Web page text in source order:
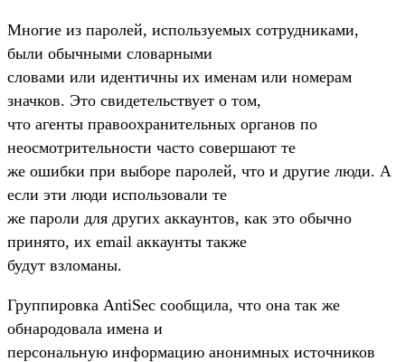
Многие из паролей, используемых сотрудниками,
были обычными словарными
словами или идентичны их именам или номерам
значков. Это свидетельствует о том,
что агенты правоохранительных органов по
неосмотрительности часто совершают те
же ошибки при выборе паролей, что и другие люди. А
если эти люди использовали те
же пароли для других аккаунтов, как это обычно
принято, их email аккаунты также
будут взломаны.
Группировка AntiSec сообщила, что она так же
обнародовала имена и
персональную информацию анонимных источников